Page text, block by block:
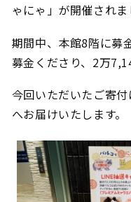
ゃにゃ 」が開催されま
期間中、本館8階に募
募金くださり、 2万
今回いただいたご寄
へお届けいたします。